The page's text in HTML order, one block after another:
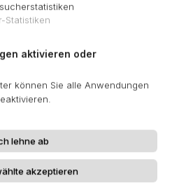
Statistiken
aktivieren oder
können Sie alle Anwendungen
lehne ab
akzeptieren